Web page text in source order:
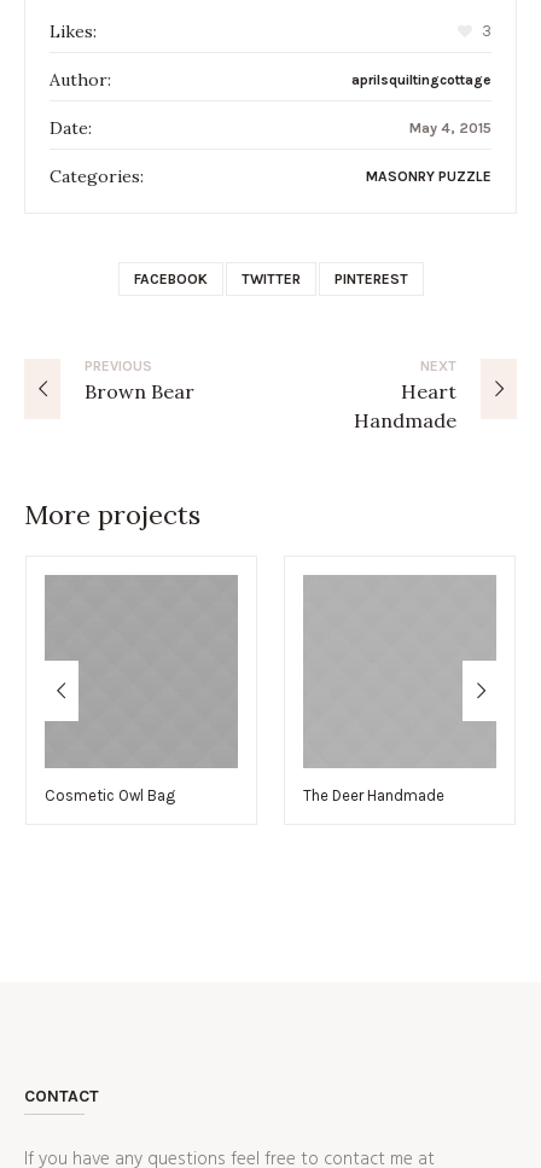
Likes: 3
Author: aprilsquiltingcottage
Date: May 4, 2015
Categories: MASONRY PUZZLE
FACEBOOK TWITTER PINTEREST
PREVIOUS
Brown Bear
NEXT
Heart
Handmade
More projects
Cosmetic Owl Bag The Deer Handmade
CONTACT
If you have any questions feel free to contact me at